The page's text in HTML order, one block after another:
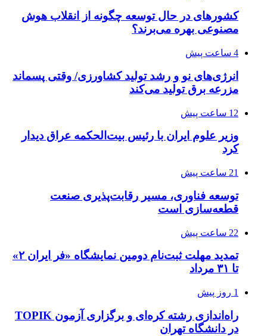
کشورهای در حال توسعه چگونه از انقلاب هوش
مصنوعی بهره می‌برند؟
4 ساعت پیش
انرژی‌های نو و رشد تولید کشاورزی/ وقتی پسماند
مزرعه‌ برق تولید می‌کند
12 ساعت پیش
وزیر علوم ایران با رئیس بیت‌الحکمه عراق دیدار
کرد
21 ساعت پیش
توسعه فناوری، مسیر رقابت‌پذیری صنعت
قطعه‌سازی است
22 ساعت پیش
تمدید مهلت ثبت‌نام دومین نمایشگاه «فر ایران ۲»
تا ۳۱ مرداد
1 روز پیش
راه‌اندازی رشته کره‌ای و برگزاری آزمون TOPIK
در دانشگاه تهران